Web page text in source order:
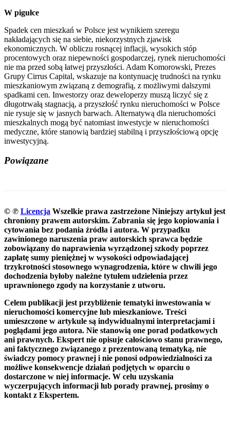
W pigułce
Spadek cen mieszkań w Polsce jest wynikiem szeregu
nakładających się na siebie, niekorzystnych zjawisk
ekonomicznych. W obliczu rosnącej inflacji, wysokich stóp
procentowych oraz niepewności gospodarczej, rynek nieruchomości
nie ma przed sobą łatwej przyszłości. Adam Komorowski, Prezes
Grupy Cirrus Capital, wskazuje na kontynuację trudności na rynku
mieszkaniowym związaną z demografią, z możliwymi dalszymi
spadkami cen. Inwestorzy oraz deweloperzy muszą liczyć się z
długotrwałą stagnacją, a przyszłość rynku nieruchomości w Polsce
nie rysuje się w jasnych barwach. Alternatywą dla nieruchomości
mieszkalnych mogą być natomiast inwestycje w nieruchomości
medyczne, które stanowią bardziej stabilną i przyszłościową opcję
inwestycyjną.
Powiązane
© ℗ Licencja Wszelkie prawa zastrzeżone Niniejszy artykuł jest
chroniony prawem autorskim. Zabrania się jego kopiowania i
cytowania bez podania źródła i autora. W przypadku
zawinionego naruszenia praw autorskich sprawca będzie
zobowiązany do naprawienia wyrządzonej szkody poprzez
zapłatę sumy pieniężnej w wysokości odpowiadającej
trzykrotności stosownego wynagrodzenia, które w chwili jego
dochodzenia byłoby należne tytułem udzielenia przez
uprawnionego zgody na korzystanie z utworu.
Celem publikacji jest przybliżenie tematyki inwestowania w
nieruchomości komercyjne lub mieszkaniowe. Treści
umieszczone w artykule są indywidualnymi interpretacjami i
poglądami jego autora. Nie stanowią one porad podatkowych
ani prawnych. Ekspert nie opisuje całościowo stanu prawnego,
ani faktycznego związanego z prezentowaną tematyką, nie
świadczy pomocy prawnej i nie ponosi odpowiedzialności za
możliwe konsekwencje działań podjętych w oparciu o
dostarczone w niej informacje. W celu uzyskania
wyczerpujących informacji lub porady prawnej, prosimy o
kontakt z Ekspertem.